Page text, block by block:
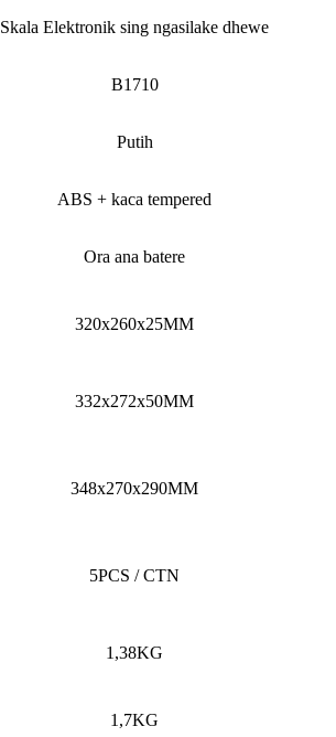
Skala Elektronik sing ngasilake dhewe
B1710
Putih
ABS + kaca tempered
Ora ana batere
320x260x25MM
332x272x50MM
348x270x290MM
5PCS / CTN
1,38KG
1,7KG